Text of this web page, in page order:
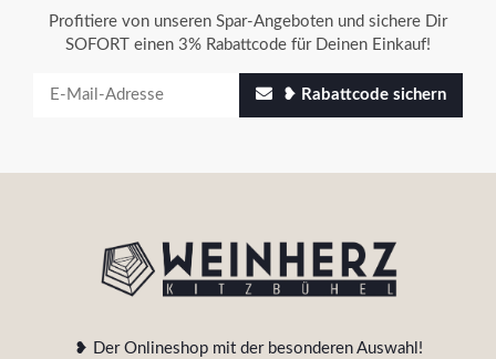
Profitiere von unseren Spar-Angeboten und sichere Dir
SOFORT einen 3% Rabattcode für Deinen Einkauf!
❥ Rabattcode sichern
❥ Der Onlineshop mit der besonderen Auswahl!